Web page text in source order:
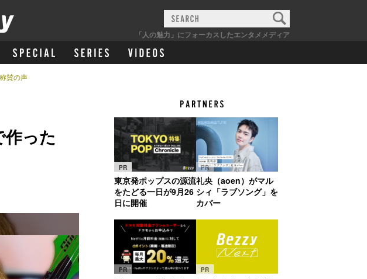
「人の魅力」にフォーカスしたエンタメメディア
賛の声
った
PR
東京発ポップスの源流
をたどる一日が9月26
日に開催
PR
礼央（aoen）がマル
シィ「ラブソング」を
カバー
PR PR